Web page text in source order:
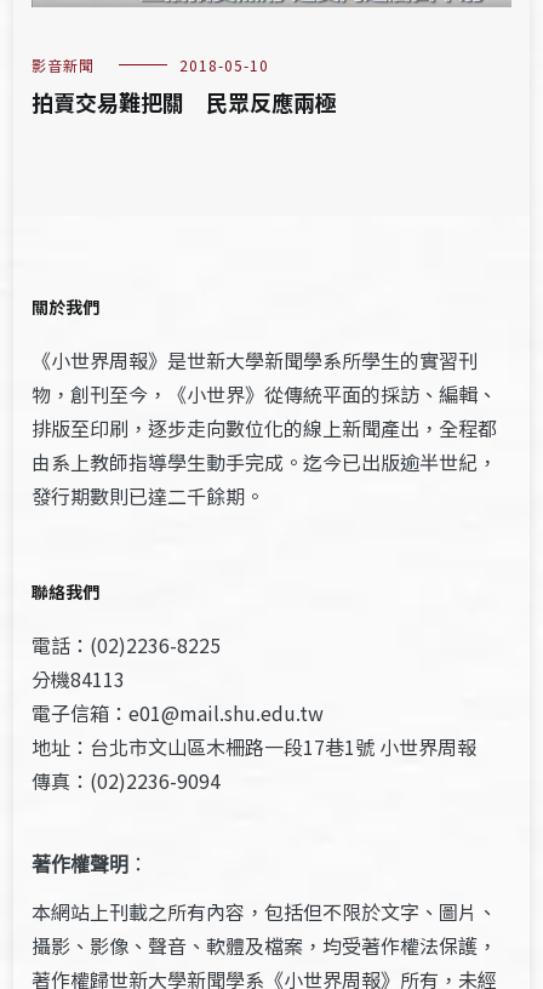
影音新聞 2018-05-10
拍賣交易難把關 民眾反應兩極
關於我們
《小世界周報》是世新大學新聞學系所學生的實習刊
物，創刊至今，《小世界》從傳統平面的採訪、編輯、
排版至印刷，逐步走向數位化的線上新聞產出，全程都
由系上教師指導學生動手完成。迄今已出版逾半世紀，
發行期數則已達二千餘期。
聯絡我們
電話：(02)2236-8225
分機84113
電子信箱：e01@mail.shu.edu.tw
地址：台北市文山區木柵路一段17巷1號 小世界周報
傳真：(02)2236-9094
著作權聲明 ：
本網站上刊載之所有內容，包括但不限於文字、圖片、
攝影、影像、聲音、軟體及檔案，均受著作權法保護，
著作權歸世新大學新聞學系《小世界周報》所有，未經